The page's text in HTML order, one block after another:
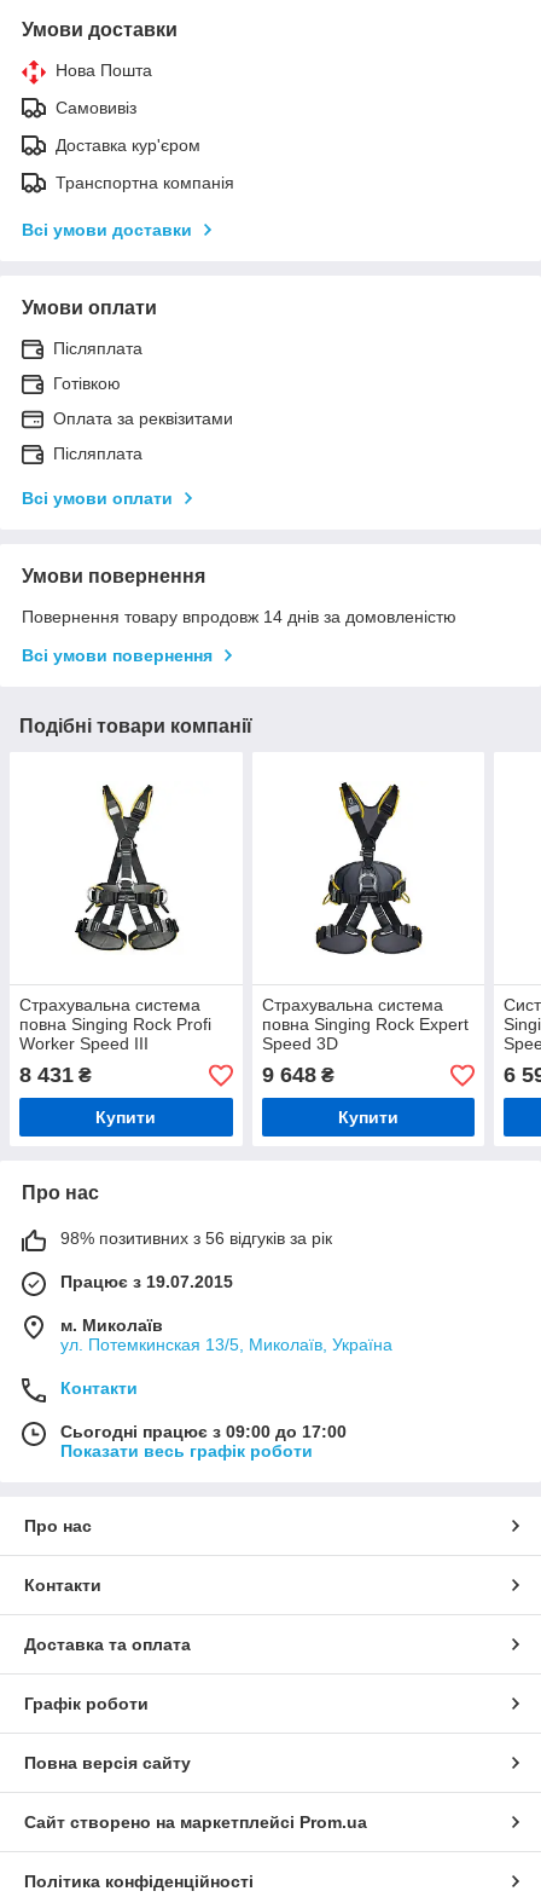
Умови доставки
Нова Пошта
Самовивіз
Доставка кур'єром
Транспортна компанія
Всі умови доставки
Умови оплати
Післяплата
Готівкою
Оплата за реквізитами
Післяплата
Всі умови оплати
Умови повернення
Повернення товару впродовж 14 днів за домовленістю
Всі умови повернення
Подібні товари компанії
Страхувальна система
повна Singing Rock Profi
Worker Speed III
8 431 ₴
Купити
Страхувальна система
повна Singing Rock Expert
Speed 3D
9 648₴
Купити
6
Про нас
98% позитивних з 56 відгуків за рік
Працює з 19.07.2015
м. Миколаїв
ул. Потемкинская 13/5, Миколаїв, Україна
Контакти
Сьогодні працює з 09:00 до 17:00
Показати весь графік роботи
Про нас
Контакти
Доставка та оплата
Графік роботи
Повна версія сайту
Сайт створено на маркетплейсі Prom.ua
Політика конфіденційності